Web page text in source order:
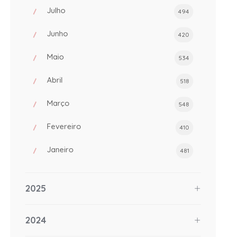
Julho 494
Junho 420
Maio 534
Abril 518
Março 548
Fevereiro 410
Janeiro 481
2025
2024